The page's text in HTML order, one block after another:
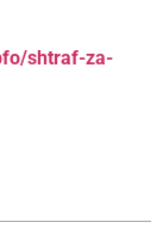
shtraf-za-